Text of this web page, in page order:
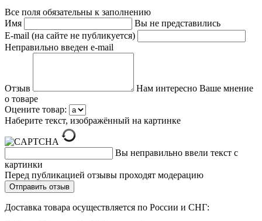
Все поля обязательны к заполнению
Имя
Вы не представились
E-mail (на сайте не публикуется)
Неправильно введен e-mail
Отзыв
Нам интересно Ваше мнение
о товаре
Оцените товар:
Наберите текст, изображённый на картинке
Вы неправильно ввели текст с
картинки
Перед публикацией отзывы проходят модерацию
Доставка товара осуществляется по России и СНГ: